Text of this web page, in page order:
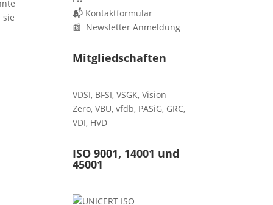
sie
📬 Kontaktformular
📰 Newsletter Anmeldung
Mitgliedschaften
VDSI, BFSI,VSGK,Vision
Zero,VBU,vfdb, PASiG, GRC,
VDI, HVD
ISO 9001, 14001 und
45001